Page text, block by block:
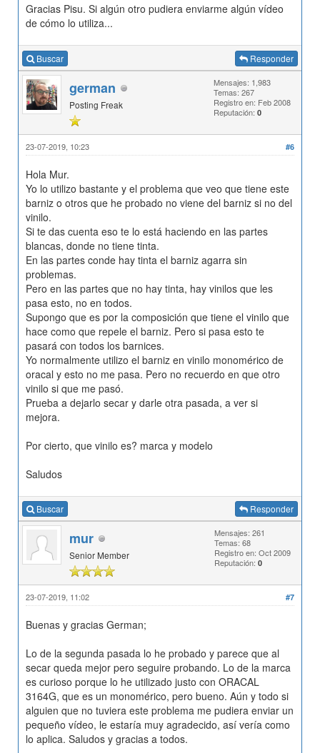
Gracias Pisu. Si algún otro pudiera enviarme algún vídeo
de cómo lo utiliza...
Buscar Responder
german
Posting Freak
Mensajes: 1,983
Temas: 267
Registro en: Feb 2008
Reputación: 0
#6
23-07-2019, 10:23
Hola Mur.
Yo lo utilizo bastante y el problema que veo que tiene este
barniz o otros que he probado no viene del barniz si no del
vinilo.
Si te das cuenta eso te lo está haciendo en las partes
blancas, donde no tiene tinta.
En las partes conde hay tinta el barniz agarra sin
problemas.
Pero en las partes que no hay tinta, hay vinilos que les
pasa esto, no en todos.
Supongo que es por la composición que tiene el vinilo que
hace como que repele el barniz. Pero si pasa esto te
pasará con todos los barnices.
Yo normalmente utilizo el barniz en vinilo monomérico de
oracal y esto no me pasa. Pero no recuerdo en que otro
vinilo si que me pasó.
Prueba a dejarlo secar y darle otra pasada, a ver si
mejora.
Por cierto, que vinilo es? marca y modelo
Saludos
Buscar Responder
mur
Senior Member
Mensajes: 261
Temas: 68
Registro en: Oct 2009
Reputación: 0
#7
23-07-2019, 11:02
Buenas y gracias German;
Lo de la segunda pasada lo he probado y parece que al
secar queda mejor pero seguire probando. Lo de la marca
es curioso porque lo he utilizado justo con ORACAL
3164G, que es un monomérico, pero bueno. Aún y todo si
alguien que no tuviera este problema me pudiera enviar un
pequeño vídeo, le estaría muy agradecido, así vería como
lo aplica. Saludos y gracias a todos.